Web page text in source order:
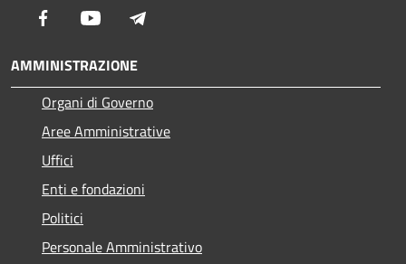
Facebook Youtube
AMMINISTRAZIONE
Organi di Governo
Aree Amministrative
Uffici
Enti e fondazioni
Politici
Personale Amministrativo